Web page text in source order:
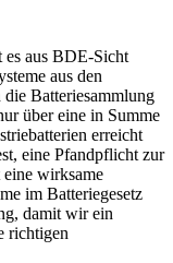
es aus BDE-Sicht
aus den
Batteriesammlung
über eine in Summe
erreicht
eine Pfandpflicht zur
wirksame
im Batteriegesetz
damit wir ein
richtigen